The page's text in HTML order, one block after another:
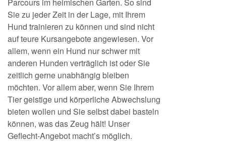
Sie zu jeder Zeit in der Lage, mit Ihrem
Hund trainieren zu können und sind nicht
auf teure Kursangebote angewiesen. Vor
allem, wenn ein Hund nur schwer mit
anderen Hunden verträglich ist oder Sie
zeitlich gerne unabhängig bleiben
möchten. Vor allem aber, wenn Sie Ihrem
Tier geistige und körperliche Abwechslung
bieten wollen und Sie selbst dabei basteln
können, was das Zeug hält! Unser
Geflecht-Angebot macht’s möglich.